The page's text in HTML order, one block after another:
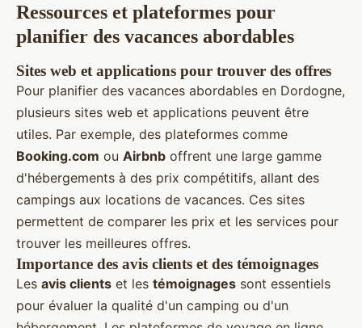
Ressources et plateformes pour
planifier des vacances abordables
Sites web et applications pour trouver des offres
Pour planifier des vacances abordables en Dordogne,
plusieurs sites web et applications peuvent être
utiles. Par exemple, des plateformes comme
Booking.com ou Airbnb offrent une large gamme
d'hébergements à des prix compétitifs, allant des
campings aux locations de vacances. Ces sites
permettent de comparer les prix et les services pour
trouver les meilleures offres.
Importance des avis clients et des témoignages
Les avis clients et les témoignages sont essentiels
pour évaluer la qualité d'un camping ou d'un